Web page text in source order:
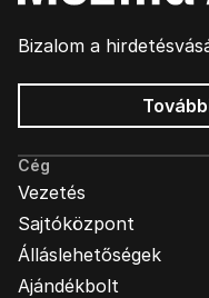
Bizalom a
Cég
Vezetés
Sajtóközpont
Álláslehetőségek
Ajándékbolt